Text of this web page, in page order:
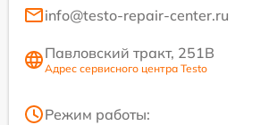
info@testo-repair-center.ru
Павловский тракт, 251В
Адрес сервисного центра Testo
Режим работы: